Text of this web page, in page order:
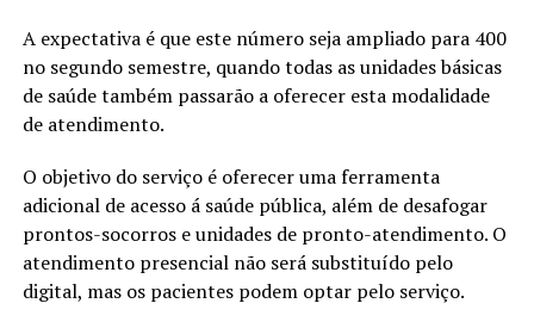
A expectativa é que este número seja ampliado para 400
no segundo semestre, quando todas as unidades básicas
de saúde também passarão a oferecer esta modalidade
de atendimento.
O objetivo do serviço é oferecer uma ferramenta
adicional de acesso á saúde pública, além de desafogar
prontos-socorros e unidades de pronto-atendimento. O
atendimento presencial não será substituído pelo
digital, mas os pacientes podem optar pelo serviço.